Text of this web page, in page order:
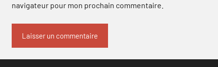
navigateur pour mon prochain commentaire.